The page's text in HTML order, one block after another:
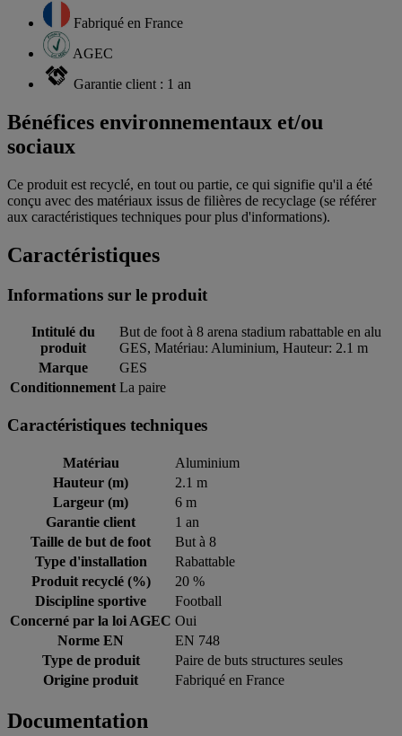
Fabriqué en France
AGEC
Garantie client : 1 an
Bénéfices environnementaux et/ou
sociaux
Ce produit est recyclé, en tout ou partie, ce qui signifie qu'il a été
conçu avec des matériaux issus de filières de recyclage (se référer
aux caractéristiques techniques pour plus d'informations).
Caractéristiques
Informations sur le produit
Intitulé du
produit
But de foot à 8 arena stadium rabattable en alu
GES, Matériau: Aluminium, Hauteur: 2.1 m
Marque
GES
Conditionnement La paire
Caractéristiques techniques
Matériau
Aluminium
Hauteur (m)
2.1 m
Largeur (m)
6 m
Garantie client
1 an
Taille de but de foot
But à 8
Type d'installation
Rabattable
Produit recyclé (%)
20 %
Discipline sportive
Football
Concerné par la loi AGEC Oui
Norme EN
EN 748
Type de produit
Paire de buts structures seules
Origine produit
Fabriqué en France
Documentation